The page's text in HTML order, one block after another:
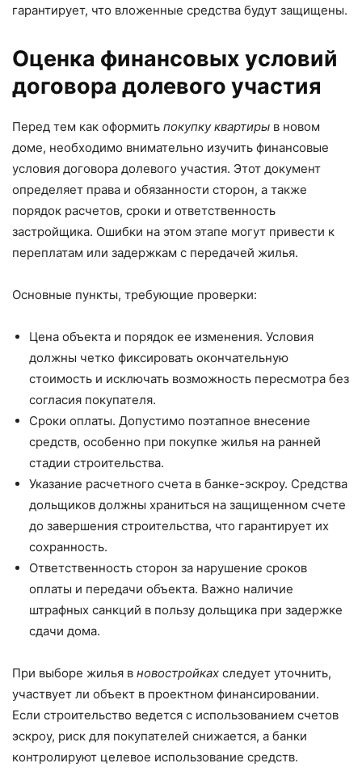
гарантирует, что вложенные средства будут защищены.
Оценка финансовых условий
договора долевого участия
Перед тем как оформить покупку квартиры в новом
доме, необходимо внимательно изучить финансовые
условия договора долевого участия. Этот документ
определяет права и обязанности сторон, а также
порядок расчетов, сроки и ответственность
застройщика. Ошибки на этом этапе могут привести к
переплатам или задержкам с передачей жилья.
Основные пункты, требующие проверки:
Цена объекта и порядок ее изменения. Условия
должны четко фиксировать окончательную
стоимость и исключать возможность пересмотра без
согласия покупателя.
Сроки оплаты. Допустимо поэтапное внесение
средств, особенно при покупке жилья на ранней
стадии строительства.
Указание расчетного счета в банке-эскроу. Средства
дольщиков должны храниться на защищенном счете
до завершения строительства, что гарантирует их
сохранность.
Ответственность сторон за нарушение сроков
оплаты и передачи объекта. Важно наличие
штрафных санкций в пользу дольщика при задержке
сдачи дома.
При выборе жилья в новостройках следует уточнить,
участвует ли объект в проектном финансировании.
Если строительство ведется с использованием счетов
эскроу, риск для покупателей снижается, а банки
контролируют целевое использование средств.